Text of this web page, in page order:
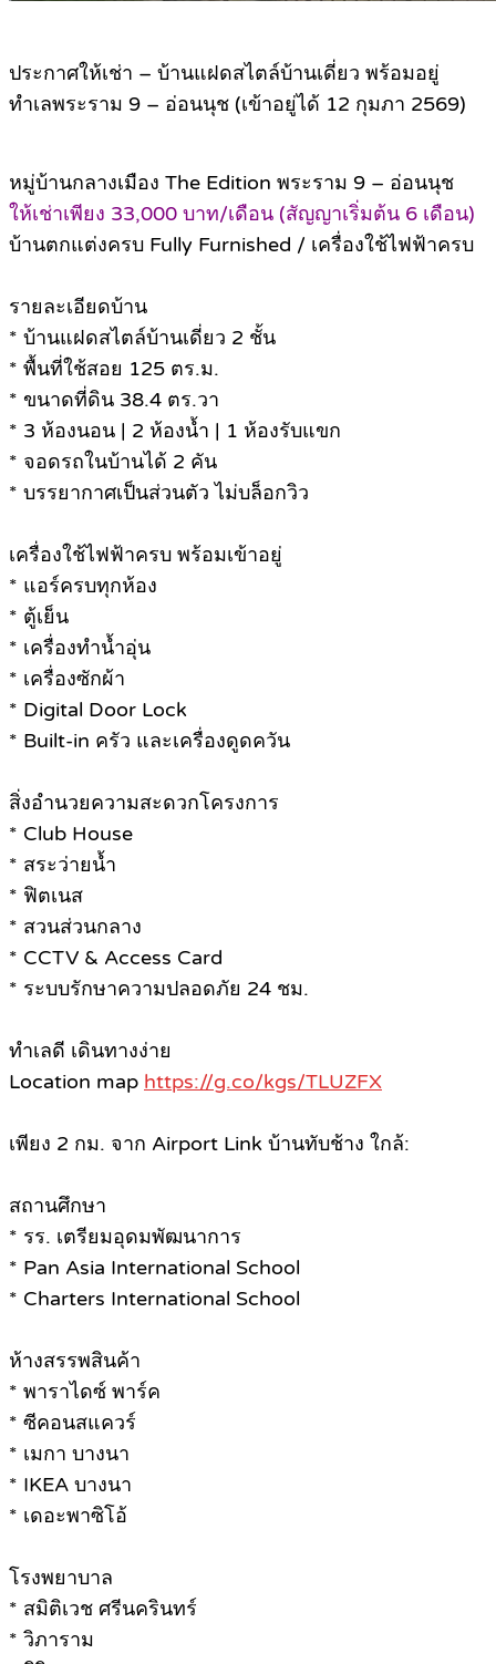
ประกาศให้เช่า – บ้านแฝดสไตล์บ้านเดี่ยว พร้อมอยู่
ทำเลพระราม 9 – อ่อนนุช (เข้าอยู่ได้ 12 กุมภา 2569)
หมู่บ้านกลางเมือง The Edition พระราม 9 – อ่อนนุช
ให้เช่าเพียง 33,000 บาท/เดือน (สัญญาเริ่มต้น 6 เดือน)
บ้านตกแต่งครบ Fully Furnished / เครื่องใช้ไฟฟ้าครบ
รายละเอียดบ้าน
* บ้านแฝดสไตล์บ้านเดี่ยว 2 ชั้น
* พื้นที่ใช้สอย 125 ตร.ม.
* ขนาดที่ดิน 38.4 ตร.วา
* 3 ห้องนอน | 2 ห้องน้ำ | 1 ห้องรับแขก
* จอดรถในบ้านได้ 2 คัน
* บรรยากาศเป็นส่วนตัว ไม่บล็อกวิว
เครื่องใช้ไฟฟ้าครบ พร้อมเข้าอยู่
* แอร์ครบทุกห้อง
* ตู้เย็น
* เครื่องทำน้ำอุ่น
* เครื่องซักผ้า
* Digital Door Lock
* Built-in ครัว และเครื่องดูดควัน
สิ่งอำนวยความสะดวกโครงการ
* Club House
* สระว่ายน้ำ
* ฟิตเนส
* สวนส่วนกลาง
* CCTV & Access Card
* ระบบรักษาความปลอดภัย 24 ชม.
ทำเลดี เดินทางง่าย
Location map https://g.co/kgs/TLUZFX
เพียง 2 กม. จาก Airport Link บ้านทับช้าง ใกล้:
สถานศึกษา
* รร. เตรียมอุดมพัฒนาการ
* Pan Asia International School
* Charters International School
ห้างสรรพสินค้า
* พาราไดซ์ พาร์ค
* ซีคอนสแควร์
* เมกา บางนา
* IKEA บางนา
* เดอะพาซิโอ้
โรงพยาบาล
* สมิติเวช ศรีนครินทร์
* วิภาราม